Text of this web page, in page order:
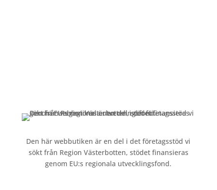
Den här webbutiken är en del i det företagsstöd vi
sökt från Region Västerbotten, stödet finansieras
genom EU:s regionala utvecklingsfond.